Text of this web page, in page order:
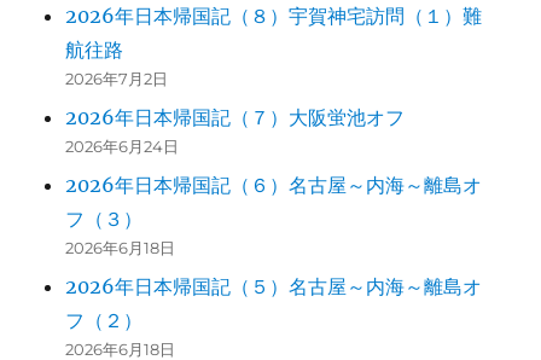
2026年日本帰国記（８）宇賀神宅訪問（１）難
航往路
2026年7月2日
2026年日本帰国記（７）大阪蛍池オフ
2026年6月24日
2026年日本帰国記（６）名古屋～内海～離島オ
フ（３）
2026年6月18日
2026年日本帰国記（５）名古屋～内海～離島オ
フ（２）
2026年6月18日